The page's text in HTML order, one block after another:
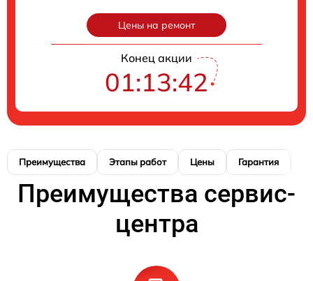
Цены на ремонт
Конец акции
01:13:41
Преимущества Этапы работ Цены Гарантия
Преимущества сервис-
центра